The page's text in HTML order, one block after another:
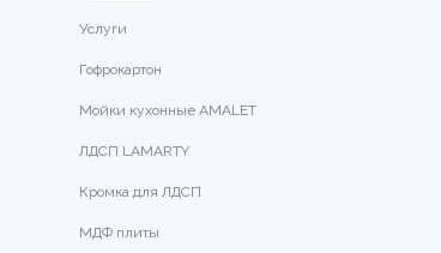
Услуги
Гофрокартон
Мойки кухонные AMALET
ЛДСП LAMARTY
Кромка для ЛДСП
МДФ плиты